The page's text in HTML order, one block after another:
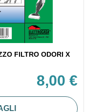
FILTRO ODORI X
8,00 €